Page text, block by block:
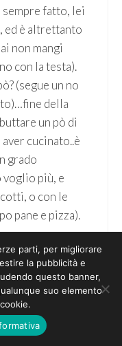
sempre fatto, lei
ed è altrettanto
non mangi
con la testa).
(segue un no
della
un pò di
cucinato..è
grado
voglio più, e
o con le
pane e pizza).
parti, per migliorare
la pubblicità e
questo banner,
suo elemento